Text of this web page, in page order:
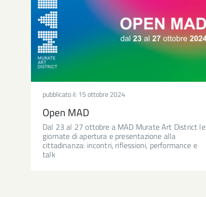
pubblicato il: 15 ottobre 2024
Open MAD
Dal 23 al 27 ottobre a MAD Murate Art District le
giornate di apertura e presentazione alla
cittadinanza: incontri, riflessioni, performance e
talk